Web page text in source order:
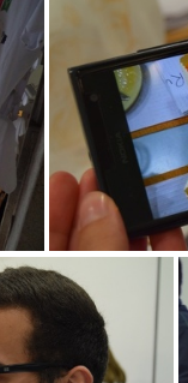
DSC 0099-1024x680